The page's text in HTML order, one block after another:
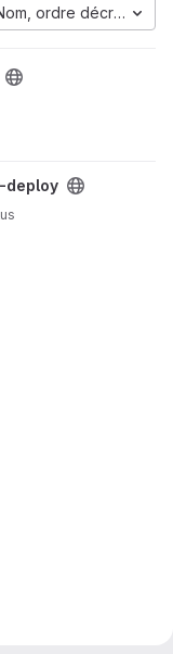
ordre décroissant
deploy